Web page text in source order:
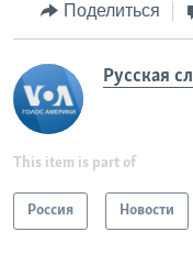
Поделиться
Русская
This item is part of
Россия Новости